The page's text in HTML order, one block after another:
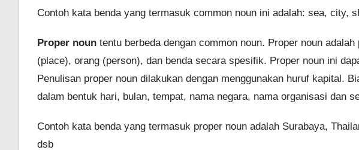
Contoh kata benda yang termasuk common noun ini adalah: sea, city,
Proper noun tentu berbeda dengan common noun. Proper noun
(place), orang (person), dan benda secara spesifik. Proper noun ini
Penulisan proper noun dilakukan dengan menggunakan huruf kapital.
dalam bentuk hari, bulan, tempat, nama negara, nama organisasi dan
Contoh kata benda yang termasuk proper noun adalah Surabaya,
dsb